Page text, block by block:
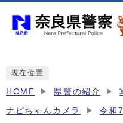
現在位置
HOME 県警の紹介
ナピちゃんカメラ 令和